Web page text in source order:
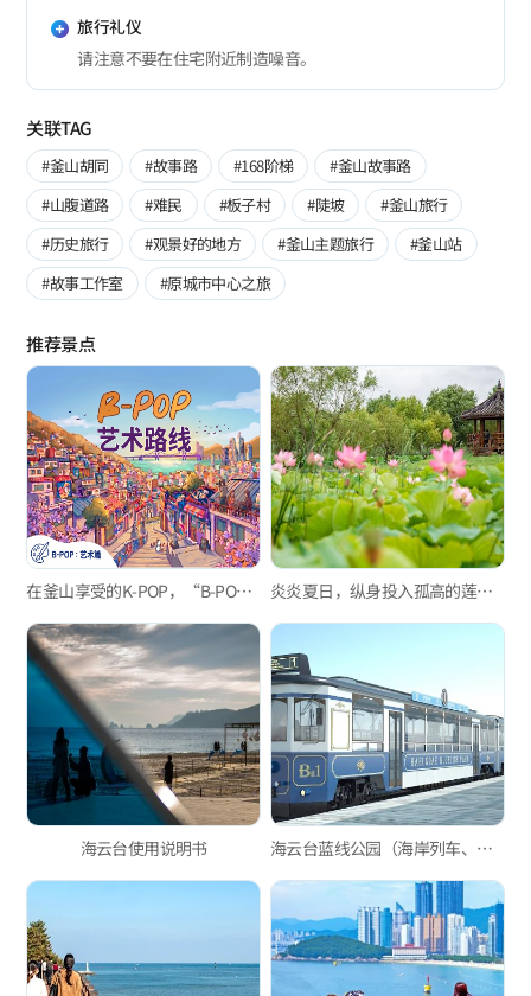
旅行礼仪
请注意不要在住宅附近制造噪音。
关联TAG
#釜山胡同 #故事路 #168阶梯
#釜山故事路
#山腹道路
#难民 #板子村 #陡坡
#釜山旅行
#历史旅行
#观景好的地方 #釜山主题旅行
#釜山站
#故事工作室
#原城市中心之旅
推荐景点
在釜山享受的K-POP，“B-POP”‘艺术’路线 炎炎夏日，纵身投入孤高的莲花海洋
海云台使用说明书 海云台蓝线公园（海岸列车、天空舱）